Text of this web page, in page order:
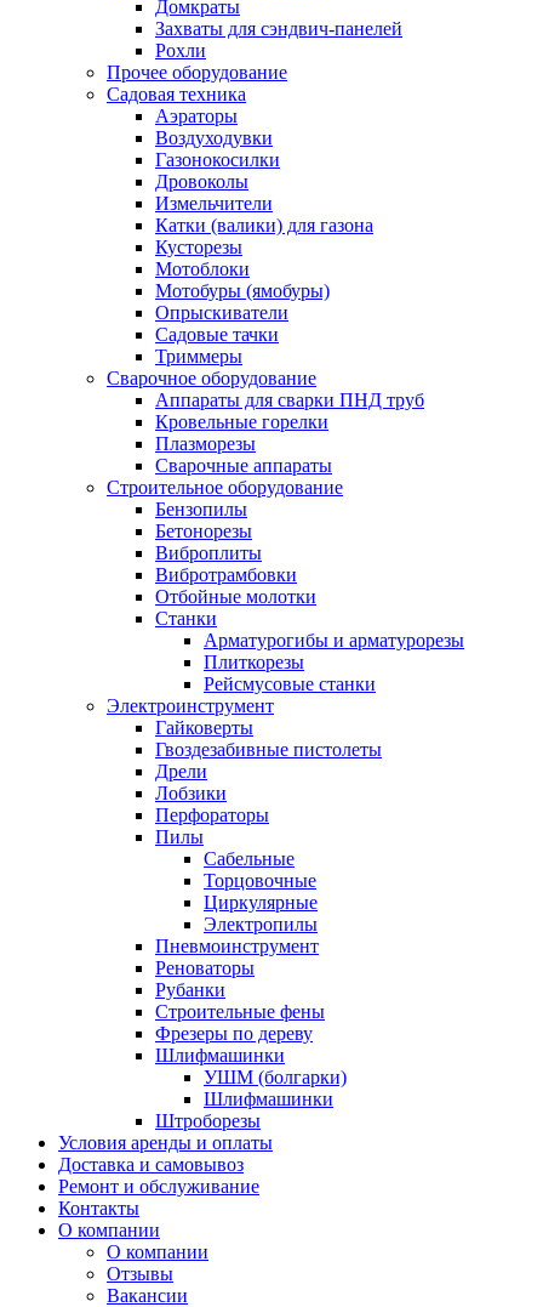
Домкраты
Захваты для сэндвич-панелей
Рохли
Прочее оборудование
Садовая техника
Аэраторы
Воздуходувки
Газонокосилки
Дровоколы
Измельчители
Катки (валики) для газона
Кусторезы
Мотоблоки
Мотобуры (ямобуры)
Опрыскиватели
Садовые тачки
Триммеры
Сварочное оборудование
Аппараты для сварки ПНД труб
Кровельные горелки
Плазморезы
Сварочные аппараты
Строительное оборудование
Бензопилы
Бетонорезы
Виброплиты
Вибротрамбовки
Отбойные молотки
Станки
Арматурогибы и арматурорезы
Плиткорезы
Рейсмусовые станки
Электроинструмент
Гайковерты
Гвоздезабивные пистолеты
Дрели
Лобзики
Перфораторы
Пилы
Сабельные
Торцовочные
Циркулярные
Электропилы
Пневмоинструмент
Реноваторы
Рубанки
Строительные фены
Фрезеры по дереву
Шлифмашинки
УШМ (болгарки)
Шлифмашинки
Штроборезы
Условия аренды и оплаты
Доставка и самовывоз
Ремонт и обслуживание
Контакты
О компании
О компании
Отзывы
Вакансии